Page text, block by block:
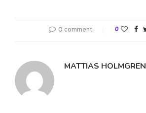
0 comment 0
MATTIAS HOLMGREN